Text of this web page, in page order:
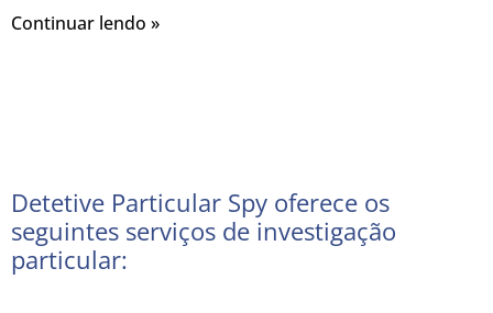
Continuar lendo »
Detetive Particular Spy oferece os
seguintes serviços de investigação
particular: